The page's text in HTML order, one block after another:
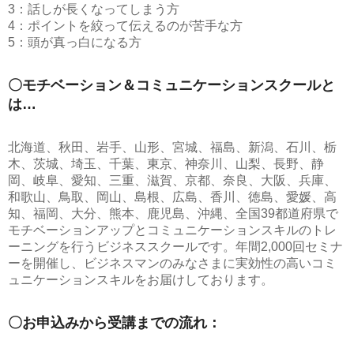
3：話しが長くなってしまう方
4：ポイントを絞って伝えるのが苦手な方
5：頭が真っ白になる方
〇モチベーション＆コミュニケーションスクールと
は…
北海道、秋田、岩手、山形、宮城、福島、新潟、石川、栃
木、茨城、埼玉、千葉、東京、神奈川、山梨、長野、静
岡、岐阜、愛知、三重、滋賀、京都、奈良、大阪、兵庫、
和歌山、鳥取、岡山、島根、広島、香川、徳島、愛媛、高
知、福岡、大分、熊本、鹿児島、沖縄、全国39都道府県で
モチベーションアップとコミュニケーションスキルのトレ
ーニングを行うビジネススクールです。年間2,000回セミナ
ーを開催し、ビジネスマンのみなさまに実効性の高いコミ
ュニケーションスキルをお届けしております。
〇お申込みから受講までの流れ：